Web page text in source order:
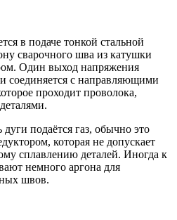
в подаче тонкой стальной
сварочного шва из катушки
Один выход напряжения
соединяется с направляющими
проходит проволока,
подаётся газ, обычно это
которая не допускает
сплавлению деталей. Иногда к
немного аргона для
швов.